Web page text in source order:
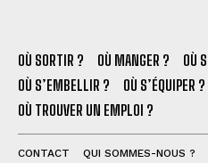
OÙ SORTIR ? OÙ MANGER ?
OÙ
OÙ S’EMBELLIR ?
OÙ S’ÉQUIPER ?
OÙ TROUVER UN EMPLOI ?
CONTACT QUI SOMMES-NOUS ?